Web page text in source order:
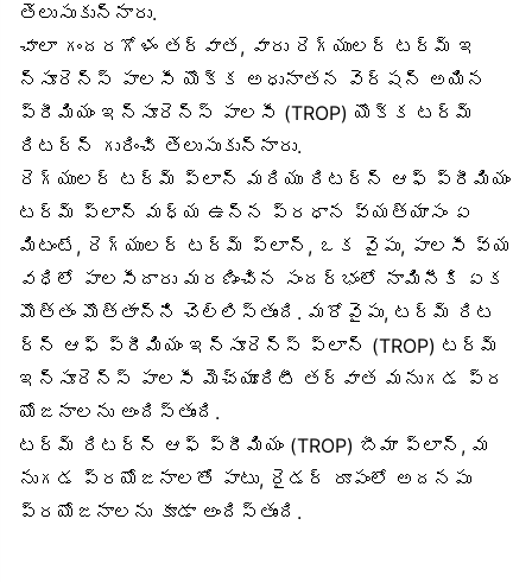
తెలుసుకున్నారు.
చాలా గందరగోళం తర్వాత, వారు రెగ్యులర్ టర్మ్ ఇ
న్సూరెన్స్ పాలసీ యొక్క అధునాతన వెర్షన్ అయిన
ప్రీమియం ఇన్సూరెన్స్ పాలసీ (TROP) యొక్క టర్మ్
రిటర్న్ గురించి తెలుసుకున్నారు.
రెగ్యులర్ టర్మ్ ప్లాన్ మరియు రిటర్న్ ఆఫ్ ప్రీమియం
టర్మ్ ప్లాన్ మధ్య ఉన్న ప్రధాన వ్యత్యాసం ఏ
మిటంటే, రెగ్యులర్ టర్మ్ ప్లాన్, ఒక వైపు, పాలసీ వ్య
వధిలో పాలసీదారు మరణించిన సందర్భంలో నామినీకి ఏక
మొత్తం మొత్తాన్ని చెల్లిస్తుంది. మరోవైపు, టర్మ్ రిట
ర్న్ ఆఫ్ ప్రీమియం ఇన్సూరెన్స్ ప్లాన్ (TROP) టర్మ్
ఇన్సూరెన్స్ పాలసీ మెచ్యూరిటీ తర్వాత మనుగడ ప్ర
యోజనాలను అందిస్తుంది.
టర్మ్ రిటర్న్ ఆఫ్ ప్రీమియం (TROP) బీమా ప్లాన్, మ
నుగడ ప్రయోజనాలతో పాటు, రైడర్ రూపంలో అదనపు
ప్రయోజనాలను కూడా అందిస్తుంది.